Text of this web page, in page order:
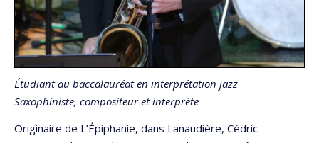
Étudiant au baccalauréat en interprétation jazz
Saxophiniste, compositeur et interprète
Originaire de L’Épiphanie, dans Lanaudière, Cédric